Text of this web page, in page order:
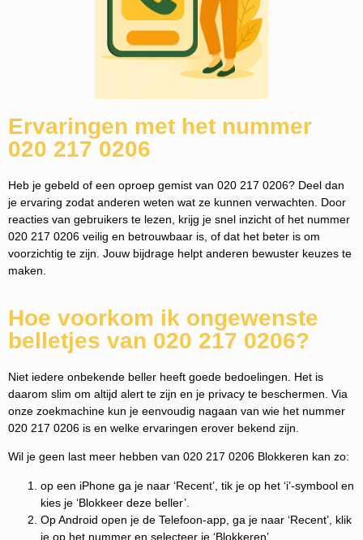
Ervaringen met het nummer
020 217 0206
Heb je gebeld of een oproep gemist van 020 217 0206? Deel dan
je ervaring zodat anderen weten wat ze kunnen verwachten. Door
reacties van gebruikers te lezen, krijg je snel inzicht of het nummer
020 217 0206 veilig en betrouwbaar is, of dat het beter is om
voorzichtig te zijn. Jouw bijdrage helpt anderen bewuster keuzes te
maken.
Hoe voorkom ik ongewenste
belletjes van 020 217 0206?
Niet iedere onbekende beller heeft goede bedoelingen. Het is
daarom slim om altijd alert te zijn en je privacy te beschermen. Via
onze zoekmachine kun je eenvoudig nagaan van wie het nummer
020 217 0206 is en welke ervaringen erover bekend zijn.
Wil je geen last meer hebben van 020 217 0206 Blokkeren kan zo:
op een iPhone ga je naar ‘Recent’, tik je op het ‘i’-symbool en
kies je ‘Blokkeer deze beller’.
Op Android open je de Telefoon-app, ga je naar ‘Recent’, klik
je op het nummer en selecteer je ‘Blokkeren’.